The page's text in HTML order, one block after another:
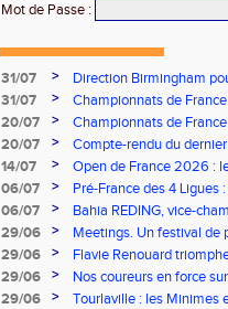
Mot de Passe :
31/07 >
Direction Birmingham
31/07
>
Championnats de
vous à Albi !
20/07 >
Championnats de
Stade Charléty !
20/07 >
Compte-rendu du
14/07
>
Open de France 2026 :
06/07
>
Pré-France des 4 Ligues
06/07
>
Bahia REDING, vice-
29/06
>
Meetings. Un festival de
concours
29/06 >
Flavie Renouard
brillent sur tous les fronts
29/06 >
Nos coureurs en force
29/06
>
Tourlaville : les Minimes